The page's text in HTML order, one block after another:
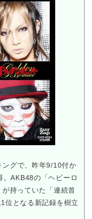
グで、昨年9/10付か
AKB48の「ヘビーロ
持っていた「連続首
位となる新記録を樹立